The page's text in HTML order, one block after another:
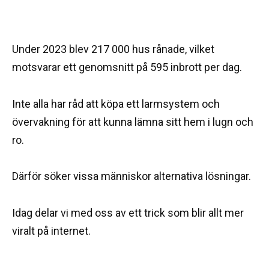
Under 2023 blev 217 000 hus rånade, vilket
motsvarar ett genomsnitt på 595 inbrott per dag.
Inte alla har råd att köpa ett larmsystem och
övervakning för att kunna lämna sitt hem i lugn och
ro.
Därför söker vissa människor alternativa lösningar.
Idag delar vi med oss av ett trick som blir allt mer
viralt på internet.